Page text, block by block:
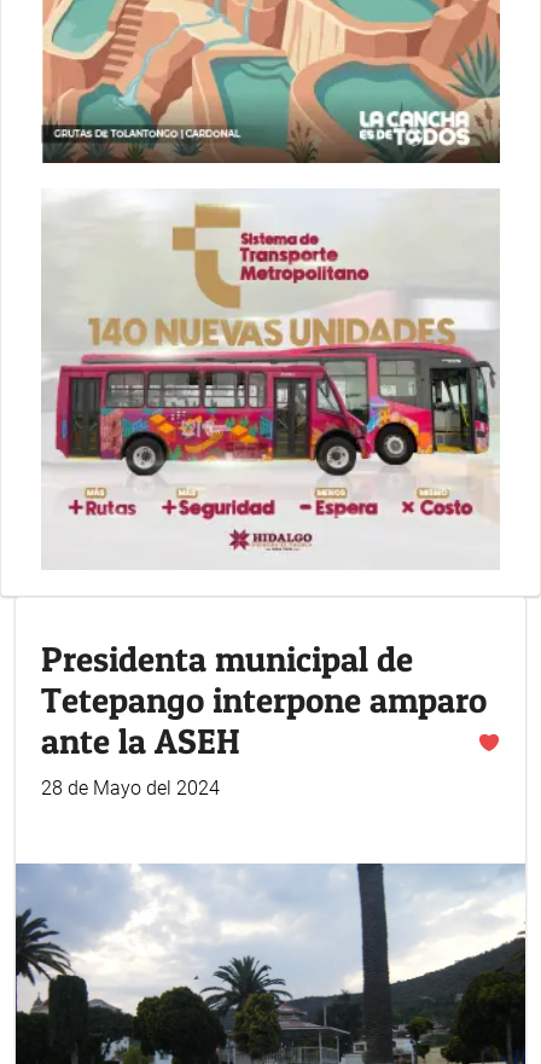
Presidenta municipal de
Tetepango interpone amparo
ante la ASEH
28 de Mayo del 2024